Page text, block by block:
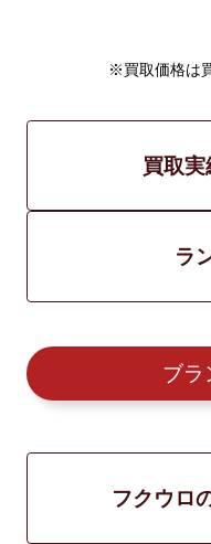
※買取価格は
買取
ラ
ブラ
フクウロ